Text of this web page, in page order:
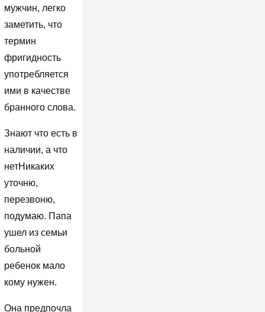
мужчин, легко
заметить, что
термин
фригидность
употребляется
ими в качестве
бранного слова.
Знают что есть в
наличии, а что
нетНикаких
уточню,
перезвоню,
подумаю. Папа
ушел из семьи
больной
ребенок мало
кому нужен.
Она предпочла